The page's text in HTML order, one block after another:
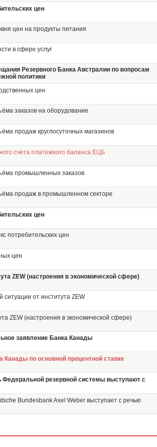
цен
цен на продукты питания
в сфере услуг
Резервного Банка Австралии по вопросам
политики
цен
заказов на оборудование
продаж круглосуточных магазинов
счета платежного баланса ЕЦБ
промышленных заказов
продаж в промышленном секторе
цен
потребительских цен
цен
ZEW (настроения в экономической сфере)
ситуации от института ZEW
ZEW (настроения в экономической сфере)
заявление Банка Канады
Канады по основной процентной ставке
Федеральной резервной системы выступают с
Bundesbank Axel Weber выступает с речью